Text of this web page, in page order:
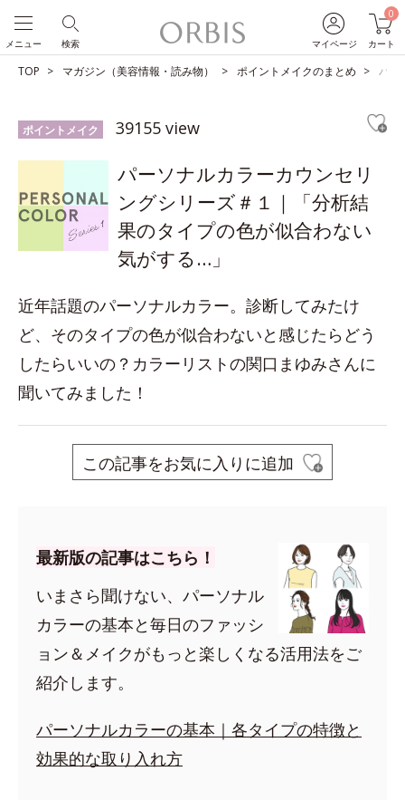
マイページ
0
カート
検索
メニュー
TOP マガジン（美容情報・読み物） ポイントメイクのまとめ パー
ポイントメイク 39155 view
パーソナルカラーカウンセリ
ングシリーズ＃１｜「分析結
果のタイプの色が似合わない
気がする…」
近年話題のパーソナルカラー。診断してみたけ
ど、そのタイプの色が似合わないと感じたらどう
したらいいの？カラーリストの関口まゆみさんに
聞いてみました！
この記事をお気に入りに追加
最新版の記事はこちら！
いまさら聞けない、パーソナル
カラーの基本と毎日のファッシ
ョン＆メイクがもっと楽しくなる活用法をご
紹介します。
パーソナルカラーの基本｜各タイプの特徴と
効果的な取り入れ方